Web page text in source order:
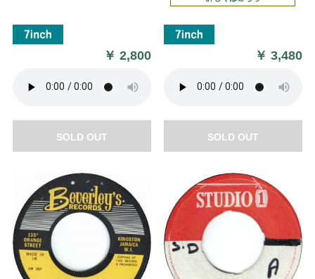
￥2,800
SOLD OUT
￥3,480
SOLD OUT